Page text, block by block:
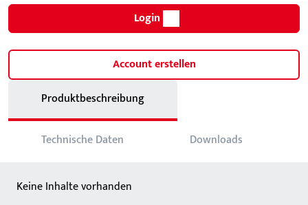
Login
Account erstellen
Produktbeschreibung
Technische Daten Downloads
Keine Inhalte vorhanden